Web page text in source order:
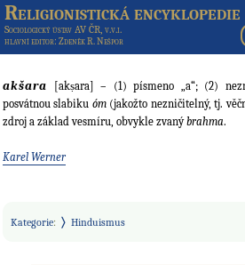
Religionistická encyklopedie
Sociologický ústav AV ČR, v.v.i.
hlavní editor: Zdeněk R. Nešpor
akšara [akṣara] – (1) písmeno „a“; (2)
posvátnou slabiku óm(jakožto nezničitelný, tj.
zdroj a základ vesmíru, obvykle zvanýbrahma.
Karel Werner
Kategorie: Hinduismus